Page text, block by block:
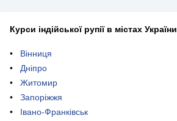
Курси індійської рупії в містах України
Вінниця
Дніпро
Житомир
Запоріжжя
Івано-Франківськ